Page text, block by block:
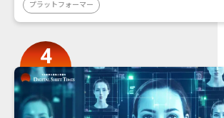
プラットフォーマー